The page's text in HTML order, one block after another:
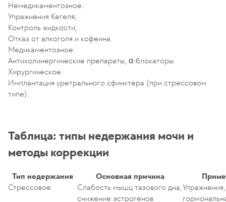
Немедикаментозное:
Упражнения Кегеля;
Контроль жидкости;
Отказ от алкоголя и кофеина.
Медикаментозное:
Антихолинергические препараты, α-блокаторы.
Хирургическое:
Имплантация уретрального сфинктера (при стрессовом
типе).
Таблица: типы недержания мочи и
методы коррекции
Тип недержания Основная причина
Стрессовое
Слабость мышц тазового дна,
снижение эстрогенов